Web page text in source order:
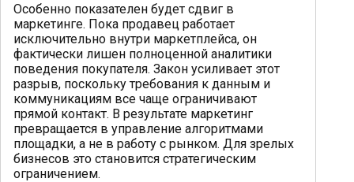
Особенно показателен будет сдвиг в
маркетинге. Пока продавец работает
исключительно внутри маркетплейса, он
фактически лишен полноценной аналитики
поведения покупателя. Закон усиливает этот
разрыв, поскольку требования к данным и
коммуникациям все чаще ограничивают
прямой контакт. В результате маркетинг
превращается в управление алгоритмами
площадки, а не в работу с рынком. Для зрелых
бизнесов это становится стратегическим
ограничением.